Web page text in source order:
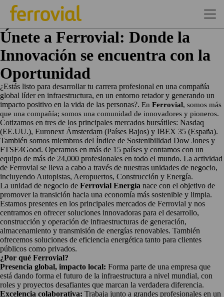
Únete a Ferrovial: Donde la
Innovación se encuentra con la
Oportunidad
¿Estás listo para desarrollar tu carrera profesional en una compañía
global líder en infraestructura, en un entorno retador y generando un
impacto positivo en la vida de las personas?. En Ferrovial, somos más
que una compañía; somos una comunidad de innovadores y pioneros.
Cotizamos en tres de los principales mercados bursátiles: Nasdaq
(EE.UU.), Euronext Ámsterdam (Países Bajos) y IBEX 35 (España).
También somos miembros del Índice de Sostenibilidad Dow Jones y
FTSE4Good. Operamos en más de 15 países y contamos con un
equipo de más de 24,000 profesionales en todo el mundo. La actividad
de Ferrovial se lleva a cabo a través de nuestras unidades de negocio,
incluyendo Autopistas, Aeropuertos, Construcción y Energía.
La unidad de negocio de Ferrovial Energía nace con el objetivo de
promover la transición hacia una economía más sostenible y limpia.
Estamos presentes en los principales mercados de Ferrovial y nos
centramos en ofrecer soluciones innovadoras para el desarrollo,
construcción y operación de infraestructuras de generación,
almacenamiento y transmisión de energías renovables. También
ofrecemos soluciones de eficiencia energética tanto para clientes
públicos como privados.
¿Por qué Ferrovial?
Presencia global, impacto local: Forma parte de una empresa que
está dando forma el futuro de la infraestructura a nivel mundial, con
roles y proyectos desafiantes que marcan la verdadera diferencia.
Excelencia colaborativa: Trabaja junto a grandes profesionales en un